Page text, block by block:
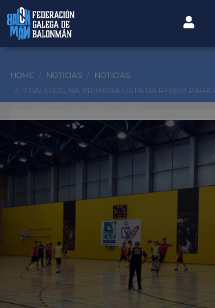
HOME NOTICIAS
NOTICIAS
7 GALEGOS, NA PRIMEIRA LISTA DA RFEBM PARA